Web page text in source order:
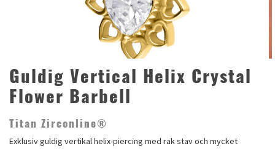
Guldig Vertical Helix Crystal
Flower Barbell
Titan Zirconline®
Exklusiv guldig vertikal helix-piercing med rak stav och mycket